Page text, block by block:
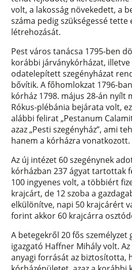
volt, a lakosság növekedett, a
száma pedig szükségessé tette
létrehozását.
Pest város tanácsa 1795-ben
korábbi járványkórházat, illetve
odatelepített szegényházat
bővítik. A főhomlokzat 1796-
kórház 1798. május 28-án nyílt
Rókus-plébánia bejárata volt,
alábbi felirat „Pestanum
azaz „Pesti szegényház”, ami
hanem a kórházra vonatkozott.
Az új intézet 60 szegénynek
kórházban 237 ágyat tartottak
100 ingyenes volt, a többiért
krajcárt, de 12 szoba a
elkülönítve, napi 50 krajcárért
forint akkor 60 krajcárra
A betegekről 20 fős
igazgató Haffner Mihály volt.
anyagi forrását az biztosította,